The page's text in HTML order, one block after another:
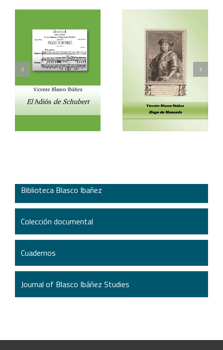
Vicente Blasco Ibáñez,
Hugo de Moncada
Aventura veneciana y
otros cuentos
Biblioteca Blasco Ibañez
Colección documental
Cuadernos
Journal of Blasco Ibáñez Studies